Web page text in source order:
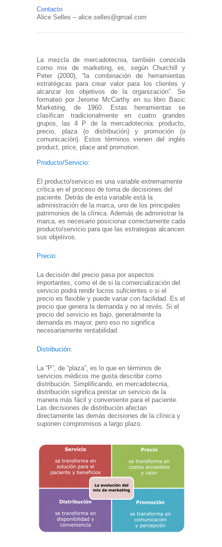
Contacto
Alice Selles – alice.selles@gmail.com
La mezcla de mercadotecnia, también conocida
como mix de marketing, es, según Churchill y
Peter (2000), “la combinación de herramientas
estratégicas para crear valor para los clientes y
alcanzar los objetivos de la organización”. Se
formateó por Jerome McCarthy en su libro Basic
Marketing, de 1960. Estas herramientas se
clasifican tradicionalmente en cuatro grandes
grupos, las 4 P de la mercadotecnia: producto,
precio, plaza (o distribución) y promoción (o
comunicación). Estos términos vienen del inglés
product, price, place and promotion.
Producto/Servicio:
El producto/servicio es una variable extremamente
crítica en el proceso de toma de decisiones del
paciente. Detrás de esta variable está la
administración de la marca, uno de los principales
patrimonios de la clínica. Además de administrar la
marca, es necesario posicionar correctamente cada
producto/servicio para que las estrategias alcancen
sus objetivos.
Precio:
La decisión del precio pasa por aspectos
importantes, como el de si la comercialización del
servicio podrá rendir lucros suficientes o si el
precio es flexible y puede variar con facilidad. Es el
precio que genera la demanda y no al revés. Si el
precio del servicio es bajo, generalmente la
demanda es mayor, pero eso no significa
necesariamente rentabilidad.
Distribución:
La “P”, de “plaza”, es lo que en términos de
servicios médicos me gusta describir como
distribución. Simplificando, en mercadotecnia,
distribución significa prestar un servicio de la
manera más fácil y conveniente para el paciente.
Las decisiones de distribución afectan
directamente las demás decisiones de la clínica y
suponen compromisos a largo plazo.